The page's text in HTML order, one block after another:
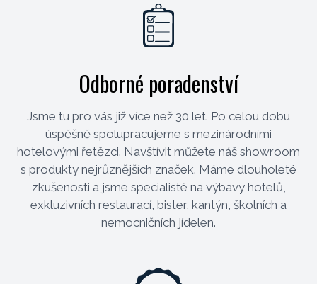
Odborné poradenství
Jsme tu pro vás již více než 30 let. Po celou dobu
úspěšně spolupracujeme s mezinárodními
hotelovými řetězci. Navštívit můžete náš showroom
s produkty nejrůznějších značek. Máme dlouholeté
zkušenosti a jsme specialisté na výbavy hotelů,
exkluzivních restaurací, bister, kantýn, školních a
nemocničních jídelen.